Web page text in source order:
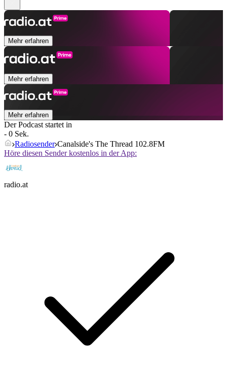
Mehr erfahren
Mehr erfahren
Mehr erfahren
Der Podcast startet in
- 0 Sek.
Radiosender Canalside's The Thread 102.8FM
Höre diesen Sender kostenlos in der App:
radio.at